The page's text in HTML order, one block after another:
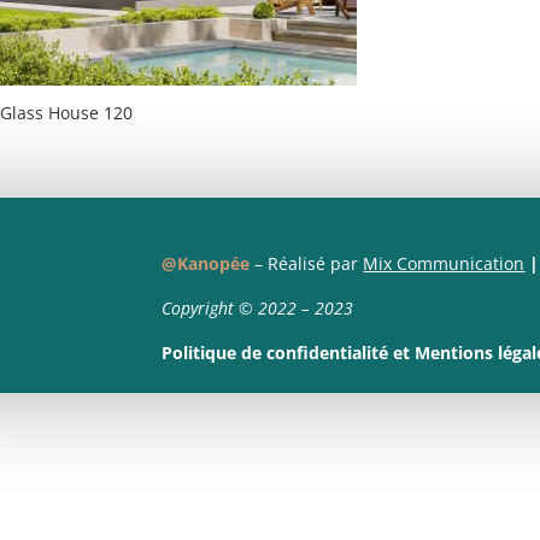
Glass House 120
@Kanopée – Réalisé par Mix Communication |
Copyright © 2022 – 2023
Politique de confidentialité et Mentions